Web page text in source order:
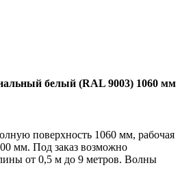
белый (RAL 9003) 1060 мм
поверхность 1060 мм, рабочая
мм. Под заказ возможно
от 0,5 м до 9 метров. Волны